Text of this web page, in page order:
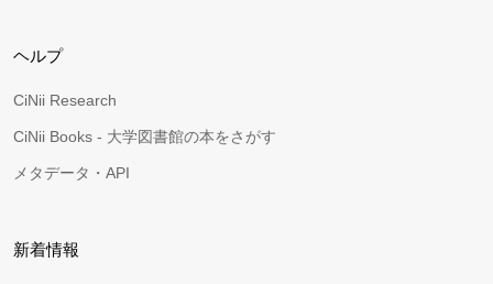
ヘルプ
CiNii Research
CiNii Books - 大学図書館の本をさがす
メタデータ・API
新着情報